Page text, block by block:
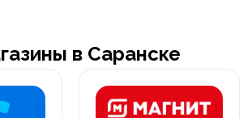
в Саранске